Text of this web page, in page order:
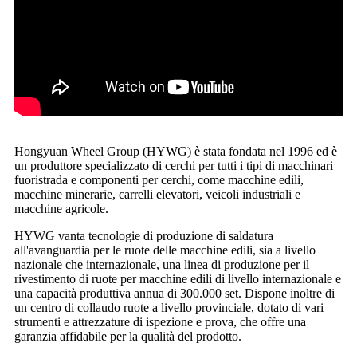
Hongyuan Wheel Group (HYWG) è stata fondata nel 1996 ed è
un produttore specializzato di cerchi per tutti i tipi di macchinari
fuoristrada e componenti per cerchi, come macchine edili,
macchine minerarie, carrelli elevatori, veicoli industriali e
macchine agricole.
HYWG vanta tecnologie di produzione di saldatura
all'avanguardia per le ruote delle macchine edili, sia a livello
nazionale che internazionale, una linea di produzione per il
rivestimento di ruote per macchine edili di livello internazionale e
una capacità produttiva annua di 300.000 set. Dispone inoltre di
un centro di collaudo ruote a livello provinciale, dotato di vari
strumenti e attrezzature di ispezione e prova, che offre una
garanzia affidabile per la qualità del prodotto.